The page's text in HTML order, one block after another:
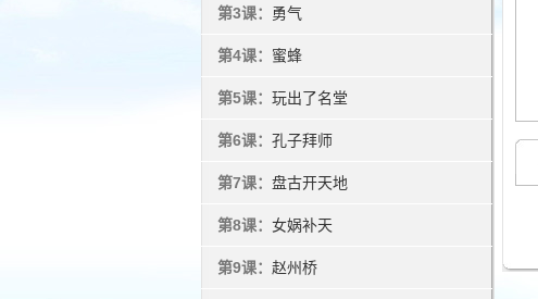
第3课： 勇气
第4课： 蜜蜂
第5课： 玩出了名堂
第6课： 孔子拜师
第7课： 盘古开天地
第8课： 女娲补天
第9课： 赵州桥